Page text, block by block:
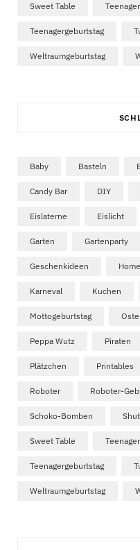
Sweet Table
Teenagergeburtstag
Weltraumgeburtstag
Baby Basteln
Candy Bar DIY
Eislaterne Eislicht
Garten Gartenparty
Geschenkideen
Karneval Kuchen
Mottogeburtstag
Peppa Wutz Piraten
Plätzchen Printables
Roboter Roboter-
Schoko-Bomben
Sweet Table
Teenagergeburtstag
Weltraumgeburtstag